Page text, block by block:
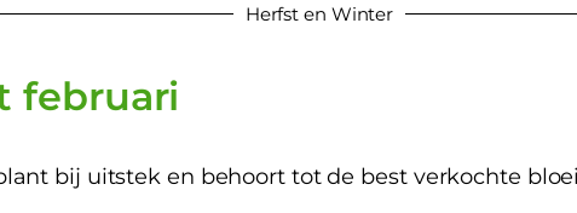
Herfst en Winter
februari
bij uitstek en behoort tot de best verkochte